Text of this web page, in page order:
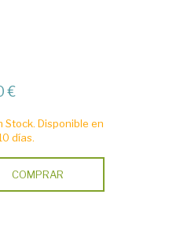
€
Stock. Disponible en
días.
COMPRAR